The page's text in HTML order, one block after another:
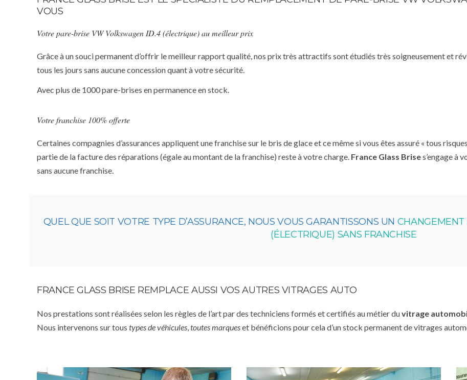
VOUS
Votre pare-brise VW Volkswagen ID.4 (électrique) au meilleur prix
Grâce à un souci permanent d’offrir le meilleur rapport qualité, nos prix très attractifs sont étudiés très soigneusement et
tous les jours sans aucune concession quant à votre sécurité.
Avec plus de 1000 pare-brises en permanence en stock.
Votre franchise 100% offerte
Certaines compagnies d’assurances appliquent une franchise sur le bris de glace et ce même si vous êtes assuré « tous
partie de la facture des réparations (égale au montant de la franchise) reste à votre charge. France Glass Brises’engage à
sans aucune franchise.
QUEL QUE SOIT VOTRE TYPE D’ASSURANCE, NOUS VOUS GARANTISSONS UN
(ÉLECTRIQUE) SANS FRANCHISE
FRANCE GLASS BRISE REMPLACE AUSSI VOS AUTRES VITRAGES AUTO
Nos prestations sont réalisées selon les règles de l’art par des techniciens formés et certifiés au métier duvitrage
Nous intervenons sur tous types de véhicules,toutes marqueset bénéficions pour cela d’un stock permanent de vitrages